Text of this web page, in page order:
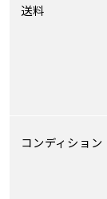
送料
コンディション